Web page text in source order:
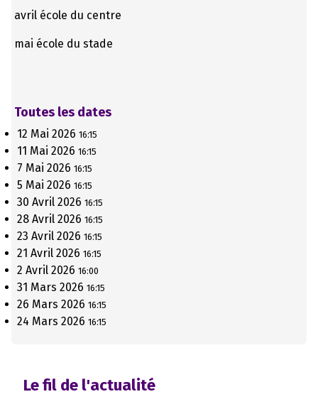
avril école du centre
mai école du stade
Toutes les dates
12 Mai 202616:15
11 Mai 202616:15
7 Mai 202616:15
5 Mai 202616:15
30 Avril 202616:15
28 Avril 202616:15
23 Avril 202616:15
21 Avril 202616:15
2 Avril 202616:00
31 Mars 202616:15
26 Mars 202616:15
24 Mars 202616:15
Le fil de l'actualité